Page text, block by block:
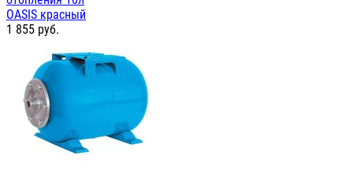
OASIS красный
1 855 руб.